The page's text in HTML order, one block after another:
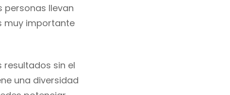
personas llevan
muy importante
sin el
una diversidad